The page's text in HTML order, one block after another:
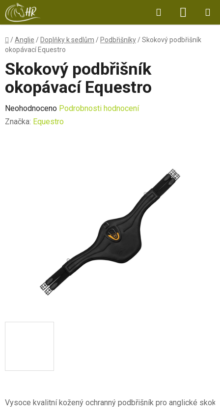
Přejít
na
obsah
Hledat
KOŠÍK
Domů
/Anglie / Doplňky k sedlům / Podbřišníky /Skokový podbřišník
okopávací Equestro
Vysoce kvalitní kožený ochranný podbřišník pro anglické
Skokový podbřišník
okopávací Equestro
Průměrné
hodnocení
Neohodnoceno Podrobnosti hodnocení
Značka: Equestro